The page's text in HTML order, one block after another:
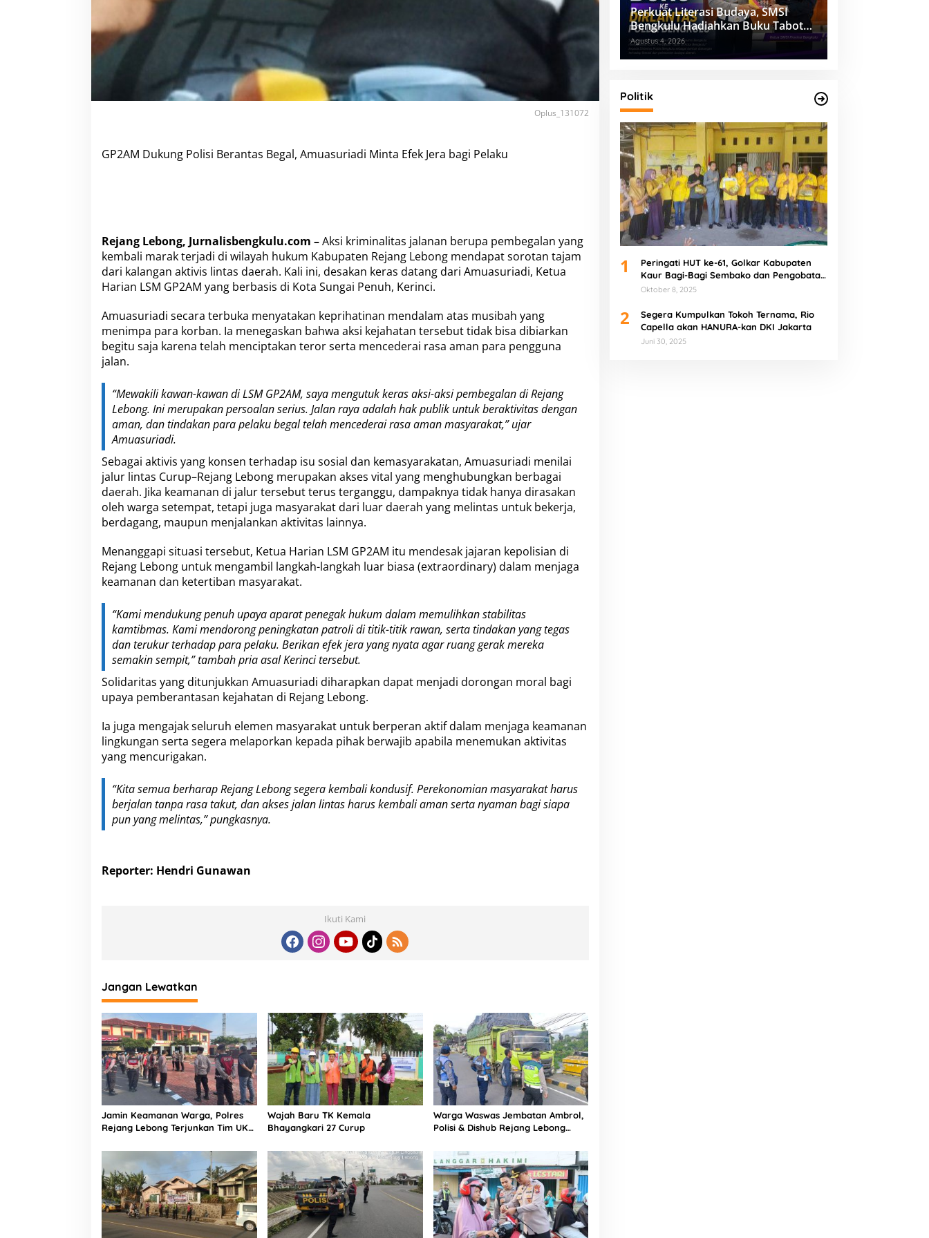
e
a
k
Oplus_131072
GP2AM Dukung Polisi Berantas Begal, Amuasuriadi Minta Efek Jera bagi Pelaku
Rejang Lebong, Jurnalisbengkulu.com –Aksi kriminalitas jalanan berupa pembegalan yang
kembali marak terjadi di wilayah hukum Kabupaten Rejang Lebong mendapat sorotan tajam
dari kalangan aktivis lintas daerah. Kali ini, desakan keras datang dari Amuasuriadi, Ketua
Harian LSM GP2AM yang berbasis di Kota Sungai Penuh, Kerinci.
Amuasuriadi secara terbuka menyatakan keprihatinan mendalam atas musibah yang
menimpa para korban. Ia menegaskan bahwa aksi kejahatan tersebut tidak bisa dibiarkan
begitu saja karena telah menciptakan teror serta mencederai rasa aman para pengguna
jalan.
“Mewakili kawan-kawan di LSM GP2AM, saya mengutuk keras aksi-aksi pembegalan di Rejang
Lebong. Ini merupakan persoalan serius. Jalan raya adalah hak publik untuk beraktivitas dengan
aman, dan tindakan para pelaku begal telah mencederai rasa aman masyarakat,” ujar
Amuasuriadi.
Sebagai aktivis yang konsen terhadap isu sosial dan kemasyarakatan, Amuasuriadi menilai
jalur lintas Curup–Rejang Lebong merupakan akses vital yang menghubungkan berbagai
daerah. Jika keamanan di jalur tersebut terus terganggu, dampaknya tidak hanya dirasakan
oleh warga setempat, tetapi juga masyarakat dari luar daerah yang melintas untuk bekerja,
berdagang, maupun menjalankan aktivitas lainnya.
Menanggapi situasi tersebut, Ketua Harian LSM GP2AM itu mendesak jajaran kepolisian di
Rejang Lebong untuk mengambil langkah-langkah luar biasa (extraordinary) dalam menjaga
keamanan dan ketertiban masyarakat.
“Kami mendukung penuh upaya aparat penegak hukum dalam memulihkan stabilitas
kamtibmas. Kami mendorong peningkatan patroli di titik-titik rawan, serta tindakan yang tegas
dan terukur terhadap para pelaku. Berikan efek jera yang nyata agar ruang gerak mereka
semakin sempit,” tambah pria asal Kerinci tersebut.
Solidaritas yang ditunjukkan Amuasuriadi diharapkan dapat menjadi dorongan moral bagi
upaya pemberantasan kejahatan di Rejang Lebong.
Ia juga mengajak seluruh elemen masyarakat untuk berperan aktif dalam menjaga keamanan
lingkungan serta segera melaporkan kepada pihak berwajib apabila menemukan aktivitas
yang mencurigakan.
“Kita semua berharap Rejang Lebong segera kembali kondusif. Perekonomian masyarakat harus
berjalan tanpa rasa takut, dan akses jalan lintas harus kembali aman serta nyaman bagi siapa
pun yang melintas,” pungkasnya.
Reporter: Hendri Gunawan
Ikuti Kami
Jangan Lewatkan
Jamin Keamanan Warga, Polres
Rejang Lebong Terjunkan Tim UKL
Wajah Baru TK Kemala
Bhayangkari 27 Curup
Warga Waswas Jembatan Ambrol,
Polisi & Dishub Rejang Lebong
‘Ngetem’ di Sambe Baru
Perkuat Literasi Budaya, SMSI
Bengkulu Hadiahkan Buku Tabot
untuk Dirlantas Polda
Agustus 4, 2026
Politik
1
Peringati HUT ke-61, Golkar Kabupaten
Kaur Bagi-Bagi Sembako dan Pengobatan
Gratis
Oktober 8, 2025
2
Segera Kumpulkan Tokoh Ternama, Rio
Capella akan HANURA-kan DKI Jakarta
Juni 30, 2025